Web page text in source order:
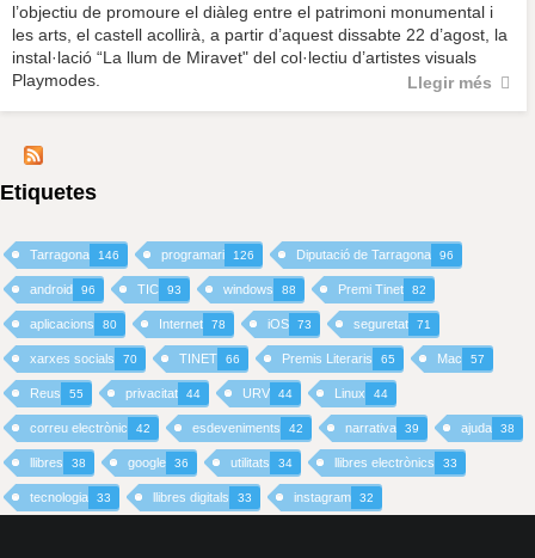
l’objectiu de promoure el diàleg entre el patrimoni monumental i
les arts, el castell acollirà, a partir d’aquest dissabte 22 d’agost, la
instal·lació “La llum de Miravet" del col·lectiu d’artistes visuals
Playmodes.
Llegir més
Etiquetes
Tarragona 146 programari 126 Diputació de Tarragona 96
android 96 TIC 93 windows 88 Premi Tinet 82
aplicacions 80 Internet 78 iOS 73 seguretat 71
xarxes socials 70 TINET 66 Premis Literaris 65 Mac 57
Reus 55 privacitat 44 URV 44 Linux 44
correu electrònic 42 esdeveniments 42 narrativa 39 ajuda 38
llibres 38 google 36 utilitats 34 llibres electrònics 33
tecnologia 33 llibres digitals 33 instagram 32